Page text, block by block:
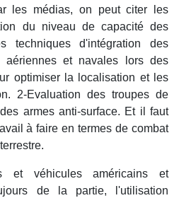
les médias, on peut citer les
du niveau de capacité des
techniques d'intégration des
et navales lors des
optimiser la localisation et les
2-Evaluation des troupes de
armes anti-surface. Et il faut
à faire en termes de combat
et véhicules américains et
de la partie, l'utilisation